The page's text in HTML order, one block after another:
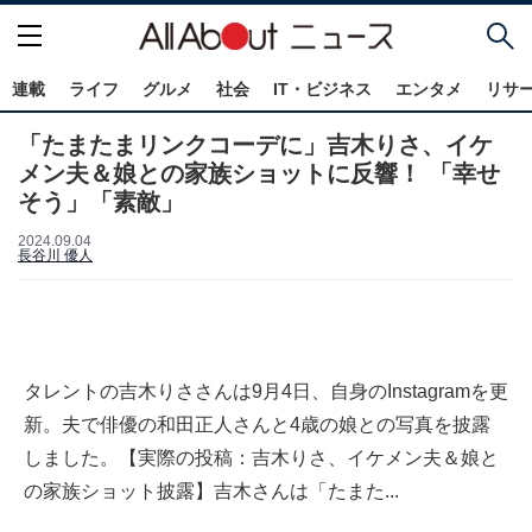
連載 ライフ グルメ 社会 IT・ビジネス エンタメ リサ
「たまたまリンクコーデに」吉木りさ、イケ
メン夫＆娘との家族ショットに反響！ 「幸せ
そう」「素敵」
2024.09.04
長谷川 優人
タレントの吉木りささんは9月4日、自身のInstagramを更
新。夫で俳優の和田正人さんと4歳の娘との写真を披露
しました。【実際の投稿：吉木りさ、イケメン夫＆娘と
の家族ショット披露】吉木さんは「たまた...